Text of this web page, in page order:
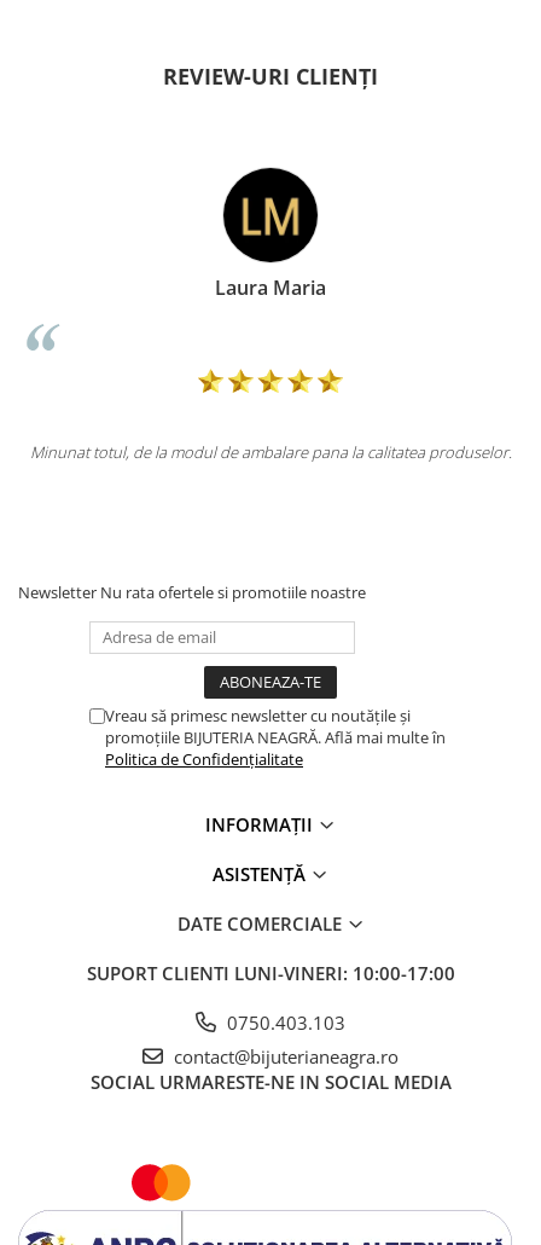
REVIEW-URI CLIENȚI
Laura Maria
de la modul de ambalare pana la calitatea produselor. Totul la
Newsletter Nu rata ofertele si promotiile noastre
Vreau să primesc newsletter cu noutățile și
promoțiile BIJUTERIA NEAGRĂ. Află mai multe în
Politica de Confidențialitate
INFORMAȚII
ASISTENȚĂ
DATE COMERCIALE
SUPORT CLIENTI LUNI-VINERI: 10:00-17:00
0750.403.103
contact@bijuterianeagra.ro
SOCIAL URMARESTE-NE IN SOCIAL MEDIA